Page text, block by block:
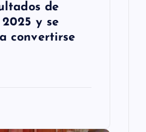
de
y se
convertirse